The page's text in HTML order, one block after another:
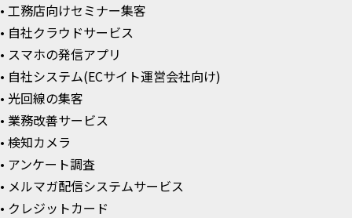
• 工務店向けセミナー集客
• 自社クラウドサービス
• スマホの発信アプリ
• 自社システム(ECサイト運営会社向け)
• 光回線の集客
• 業務改善サービス
• 検知カメラ
• アンケート調査
• メルマガ配信システムサービス
• クレジットカード